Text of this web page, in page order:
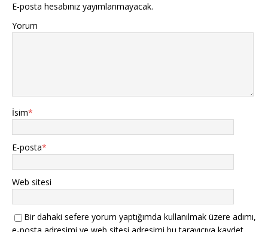
E-posta hesabınız yayımlanmayacak.
Yorum
İsim*
E-posta*
Web sitesi
Bir dahaki sefere yorum yaptığımda kullanılmak üzere adımı,